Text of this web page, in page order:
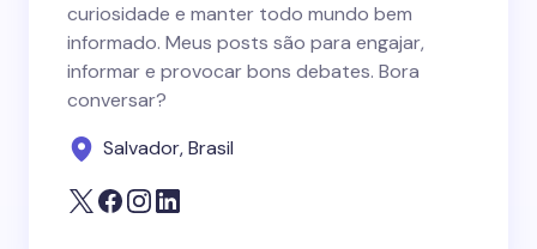
curiosidade e manter todo mundo bem
informado. Meus posts são para engajar,
informar e provocar bons debates. Bora
conversar?
Salvador, Brasil